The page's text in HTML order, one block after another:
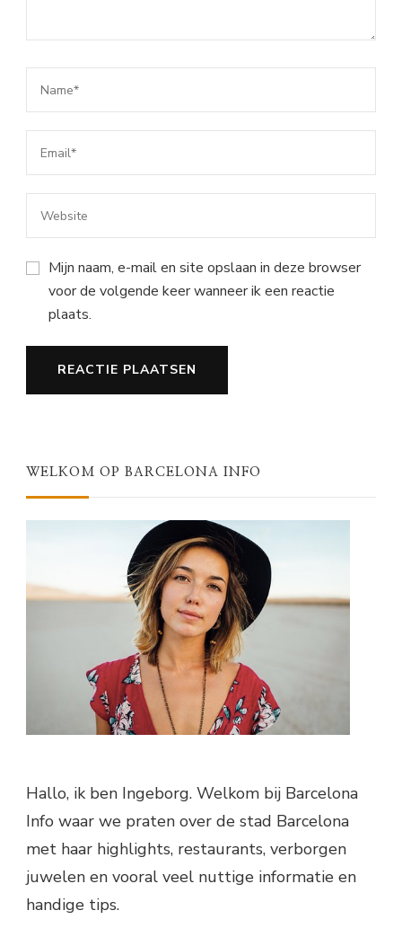
Mijn naam, e-mail en site opslaan in deze browser
voor de volgende keer wanneer ik een reactie
plaats.
WELKOM OP BARCELONA INFO
Hallo, ik ben Ingeborg. Welkom bij Barcelona
Info waar we praten over de stad Barcelona
met haar highlights, restaurants, verborgen
juwelen en vooral veel nuttige informatie en
handige tips.